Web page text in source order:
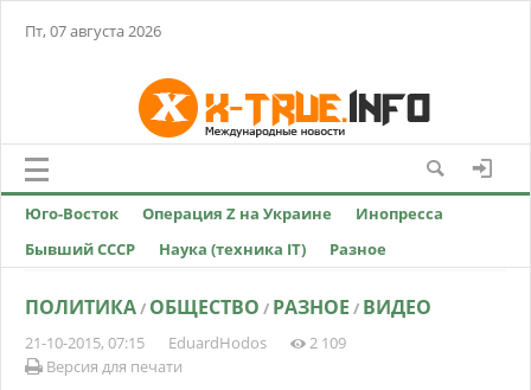
Пт, 07 августа 2026
Юго-Восток Операция Z на Украине
Инопресса
Бывший СССР
Наука (техника IT) Разное
ПОЛИТИКА/ ОБЩЕСТВО / РАЗНОЕ / ВИДЕО
21-10-2015, 07:15 EduardHodos
2 109
Версия для печати